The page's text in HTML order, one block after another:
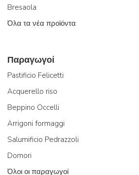
Bresaola
Όλα τα νέα προϊόντα
Παραγωγοί
Pastificio Felicetti
Acquerello riso
Beppino Occelli
Arrigoni formaggi
Salumificio Pedrazzoli
Domori
Όλοι οι παραγωγοί